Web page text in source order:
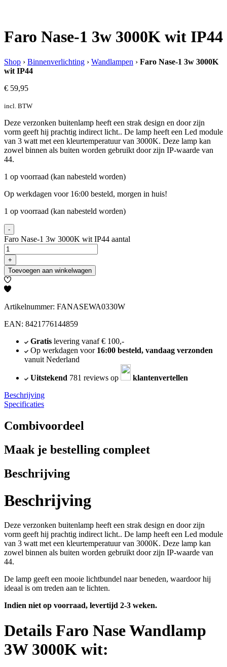
Faro Nase-1 3w 3000K wit IP44
Shop › Binnenverlichting › Wandlampen › Faro Nase-1 3w 3000K
wit IP44
€ 59,95
incl. BTW
Deze verzonken buitenlamp heeft een strak design en door zijn
vorm geeft hij prachtig indirect licht.. De lamp heeft een Led module
van 3 watt met een kleurtemperatuur van 3000K. Deze lamp kan
zowel binnen als buiten worden gebruikt door zijn IP-waarde van
44.
1 op voorraad (kan nabesteld worden)
Op werkdagen voor 16:00 besteld, morgen in huis!
1 op voorraad (kan nabesteld worden)
-
Faro Nase-1 3w 3000K wit IP44 aantal
+
Toevoegen aan winkelwagen
Artikelnummer: FANASEWA0330W
EAN: 8421776144859
Gratislevering vanaf € 100,-
Op werkdagen voor 16:00 besteld, vandaag verzonden
vanuit Nederland
Uitstekend 781 reviews op
klantenvertellen
Beschrijving
Specificaties
Combivoordeel
Maak je bestelling compleet
Beschrijving
Beschrijving
Deze verzonken buitenlamp heeft een strak design en door zijn
vorm geeft hij prachtig indirect licht.. De lamp heeft een Led module
van 3 watt met een kleurtemperatuur van 3000K. Deze lamp kan
zowel binnen als buiten worden gebruikt door zijn IP-waarde van
44.
De lamp geeft een mooie lichtbundel naar beneden, waardoor hij
ideaal is om treden aan te lichten.
Indien niet op voorraad, levertijd 2-3 weken.
Details Faro Nase Wandlamp
3W 3000K wit: